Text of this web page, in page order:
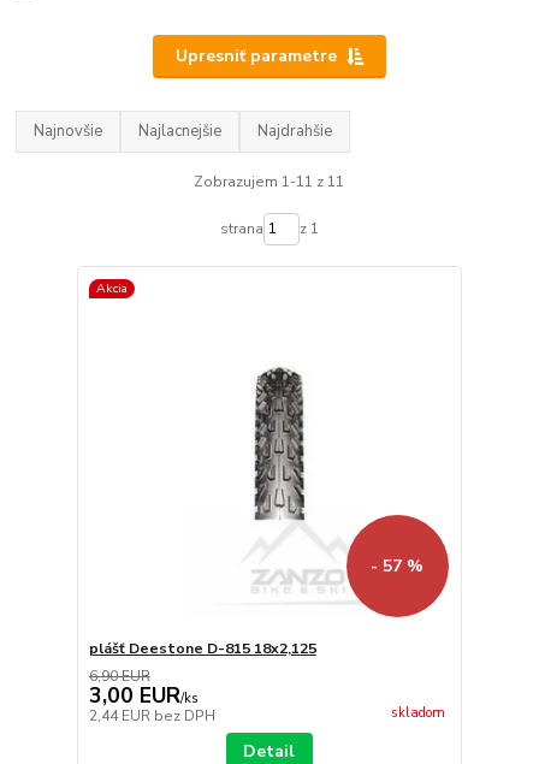
Upresniť parametre
Najnovšie Najlacnejšie Najdrahšie
Zobrazujem 1-11 z 11
strana z 1
Akcia
- 57 %
plášť Deestone D-815 18x2,125
6,90 EUR
3,00 EUR/ks
2,44 EUR bez DPH skladom
Detail